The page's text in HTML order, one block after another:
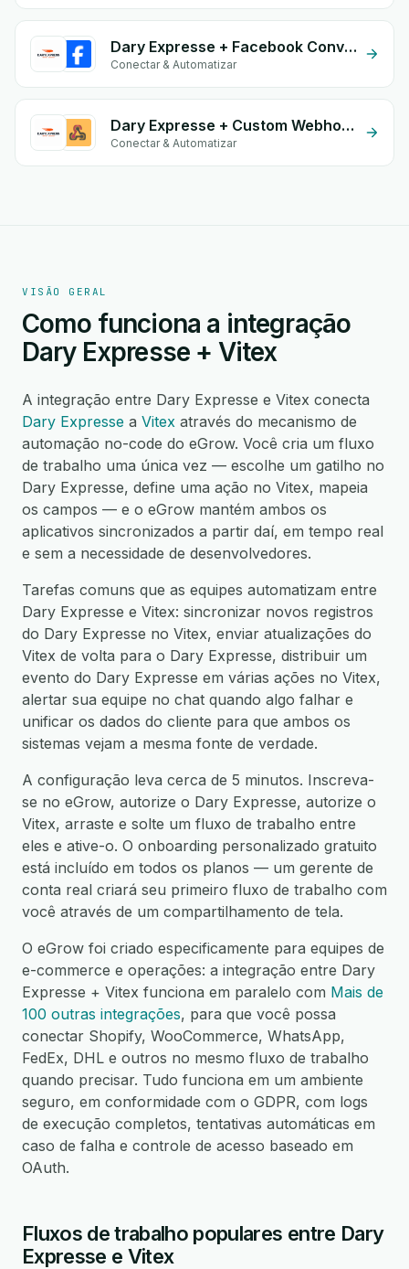
Dary Expresse + Facebook Conversion API (CAPI)
Conectar & Automatizar
Dary Expresse + Custom Webhook
Conectar & Automatizar
VISÃO GERAL
Como funciona a integração
Dary Expresse + Vitex
A integração entre Dary Expresse e Vitex conecta
Dary Expresse a Vitex através do mecanismo de
automação no-code do eGrow. Você cria um fluxo
de trabalho uma única vez — escolhe um gatilho no
Dary Expresse, define uma ação no Vitex, mapeia
os campos — e o eGrow mantém ambos os
aplicativos sincronizados a partir daí, em tempo real
e sem a necessidade de desenvolvedores.
Tarefas comuns que as equipes automatizam entre
Dary Expresse e Vitex: sincronizar novos registros
do Dary Expresse no Vitex, enviar atualizações do
Vitex de volta para o Dary Expresse, distribuir um
evento do Dary Expresse em várias ações no Vitex,
alertar sua equipe no chat quando algo falhar e
unificar os dados do cliente para que ambos os
sistemas vejam a mesma fonte de verdade.
A configuração leva cerca de 5 minutos. Inscreva-
se no eGrow, autorize o Dary Expresse, autorize o
Vitex, arraste e solte um fluxo de trabalho entre
eles e ative-o. O onboarding personalizado gratuito
está incluído em todos os planos — um gerente de
conta real criará seu primeiro fluxo de trabalho com
você através de um compartilhamento de tela.
O eGrow foi criado especificamente para equipes de
e-commerce e operações: a integração entre Dary
Expresse + Vitex funciona em paralelo com Mais de
100 outras integrações, para que você possa
conectar Shopify, WooCommerce, WhatsApp,
FedEx, DHL e outros no mesmo fluxo de trabalho
quando precisar. Tudo funciona em um ambiente
seguro, em conformidade com o GDPR, com logs
de execução completos, tentativas automáticas em
caso de falha e controle de acesso baseado em
OAuth.
Fluxos de trabalho populares entre Dary
Expresse e Vitex